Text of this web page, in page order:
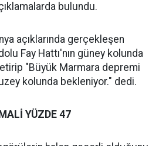
bulundu.
açıklarında gerçekleşen
Fay Hattı'nın güney kolunda
"Büyük Marmara depremi
kolunda bekleniyor." dedi.
YÜZDE 47